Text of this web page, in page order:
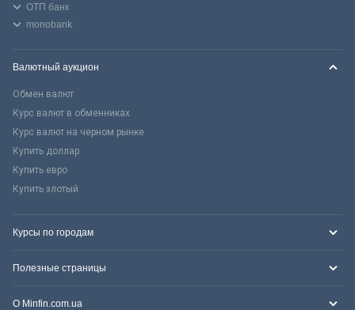
ОТП банк
monobank
Валютный аукцион
Обмен валют
Курс валют в обменниках
Курс валют на черном рынке
Купить доллар
Купить евро
Купить злотый
Курсы по городам
Полезные страницы
О Minfin.com.ua